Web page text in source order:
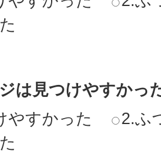
は見つけやすかっ
やすかった
2.ふ